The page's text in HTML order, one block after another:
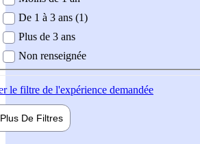
De 1 à 3 ans (1)
Plus de 3 ans
Non renseignée
le filtre de l'expérience demandée
Plus De Filtres